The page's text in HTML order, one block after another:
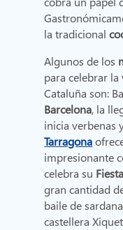
la tradicional
Algunos de los
para celebrar la
Cataluña son:
Barcelona, la
inicia verbenas
Tarragona
impresionante
celebra su
gran cantidad
baile de
castellera